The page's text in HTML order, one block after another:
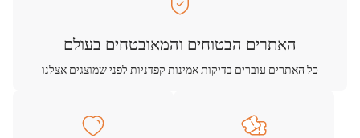
האתרים הבטוחים והמאובטחים בעולם
כל האתרים עוברים בדיקות אמינות קפדניות לפני שמוצגים אצלנו